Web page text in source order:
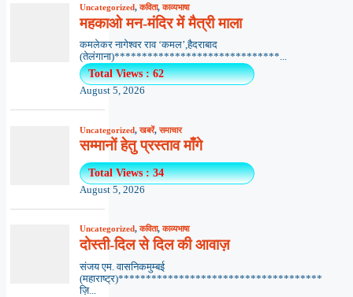
Uncategorized,कविता,काव्यभाषा
महकाओ मन-मंदिर में मैत्री माला
कमलेकर नागेश्वर राव ‘कमल’,हैदराबाद
(तेलंगाना)******************************...
Total Views : 62
August 5, 2026
Uncategorized,खबरें,समाचार
सम्मानों हेतु प्रस्ताव माँगे
Total Views : 34
August 5, 2026
Uncategorized,कविता,काव्यभाषा
दोस्ती-दिल से दिल की आवाज़
संजय एम. वासनिकमुम्बई
(महाराष्ट्र)*************************************
ज़ि...